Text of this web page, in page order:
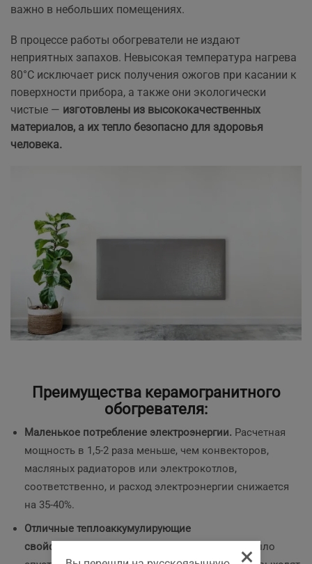
важно в небольших помещениях.
В процессе работы обогреватели не издают
неприятных запахов. Невысокая температура нагрева
80°С исключает риск получения ожогов при касании к
поверхности прибора, а также они экологически
чистые — изготовлены из высококачественных
материалов, а их тепло безопасно для здоровья
человека.
Преимущества керамогранитного
обогревателя:
Маленькое потребление электроэнергии. Расчетная
мощность в 1,5-2 раза меньше, чем конвекторов,
масляных радиаторов или электрокотлов,
соответственно, и расход электроэнергии снижается
на 35-40%.
Отличные теплоаккумулирующие
свойства.
Обогреватели начинают излучать тепло
×